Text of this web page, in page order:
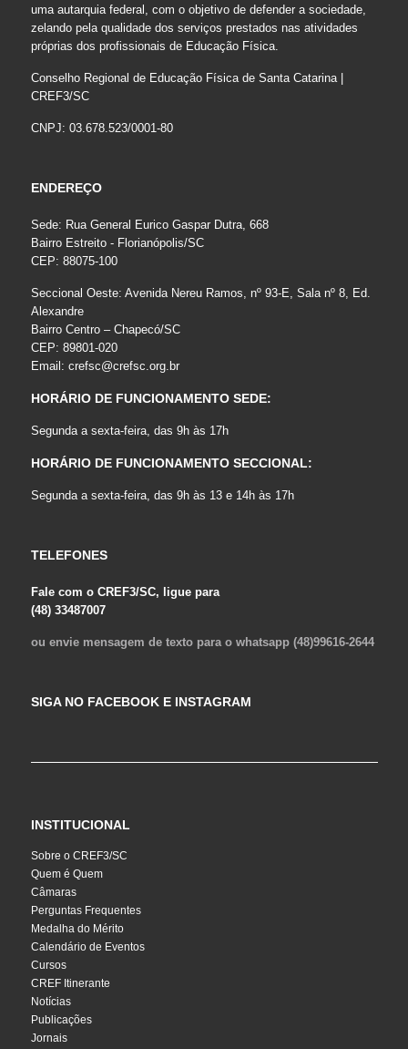
uma autarquia federal, com o objetivo de defender a sociedade,
zelando pela qualidade dos serviços prestados nas atividades
próprias dos profissionais de Educação Física.
Conselho Regional de Educação Física de Santa Catarina |
CREF3/SC
CNPJ: 03.678.523/0001-80
ENDEREÇO
Sede: Rua General Eurico Gaspar Dutra, 668
Bairro Estreito - Florianópolis/SC
CEP: 88075-100
Seccional Oeste: Avenida Nereu Ramos, nº 93-E, Sala nº 8, Ed.
Alexandre
Bairro Centro – Chapecó/SC
CEP: 89801-020
Email: crefsc@crefsc.org.br
HORÁRIO DE FUNCIONAMENTO SEDE:
Segunda a sexta-feira, das 9h às 17h
HORÁRIO DE FUNCIONAMENTO SECCIONAL:
Segunda a sexta-feira, das 9h às 13 e 14h às 17h
TELEFONES
Fale com o CREF3/SC, ligue para
(48) 33487007
ou envie mensagem de texto para o whatsapp (48)99616-2644
SIGA NO FACEBOOK E INSTAGRAM
INSTITUCIONAL
Sobre o CREF3/SC
Quem é Quem
Câmaras
Perguntas Frequentes
Medalha do Mérito
Calendário de Eventos
Cursos
CREF Itinerante
Notícias
Publicações
Jornais